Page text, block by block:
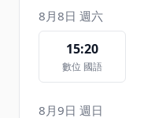
8月8日 週六
15:20
數位 國語
8月9日 週日